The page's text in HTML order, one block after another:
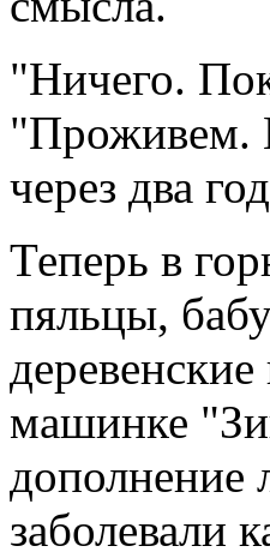
"Ничего.
"Проживем.
через два
Теперь в
пяльцы,
машинке
дополнение
заболевали